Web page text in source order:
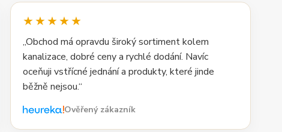
★★★★★
„Obchod má opravdu široký sortiment kolem
kanalizace, dobré ceny a rychlé dodání. Navíc
oceňuji vstřícné jednání a produkty, které jinde
běžně nejsou.“
Ověřený zákazník